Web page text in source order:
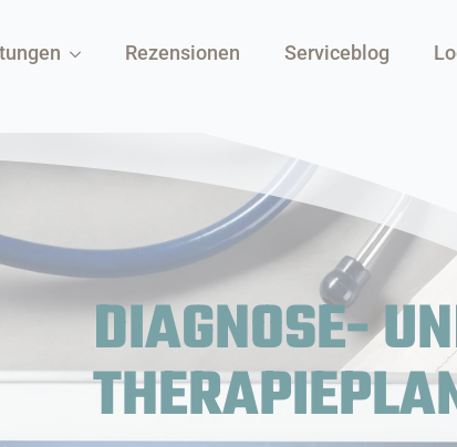
Rezensionen Serviceblog
DIAGNOSE-